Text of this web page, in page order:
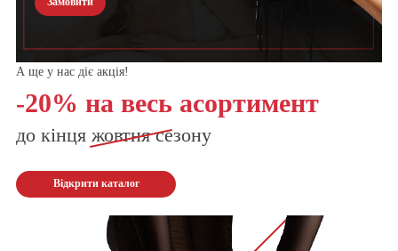
А ще у нас діє акція!
-20% на весь асортимент
до кінця жовтнясезону
Відкрити каталог